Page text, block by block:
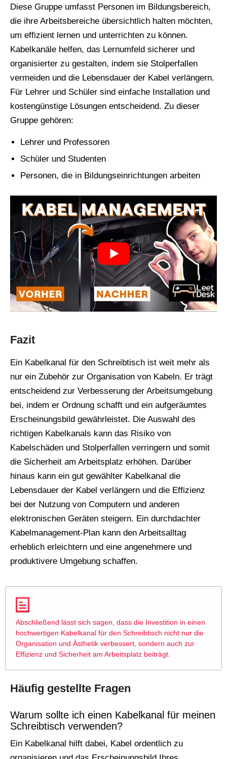
Diese Gruppe umfasst Personen im Bildungsbereich,
die ihre Arbeitsbereiche übersichtlich halten möchten,
um effizient lernen und unterrichten zu können.
Kabelkanäle helfen, das Lernumfeld sicherer und
organisierter zu gestalten, indem sie Stolperfallen
vermeiden und die Lebensdauer der Kabel verlängern.
Für Lehrer und Schüler sind einfache Installation und
kostengünstige Lösungen entscheidend. Zu dieser
Gruppe gehören:
Lehrer und Professoren
Schüler und Studenten
Personen, die in Bildungseinrichtungen arbeiten
Fazit
Ein Kabelkanal für den Schreibtisch ist weit mehr als
nur ein Zubehör zur Organisation von Kabeln. Er trägt
entscheidend zur Verbesserung der Arbeitsumgebung
bei, indem er Ordnung schafft und ein aufgeräumtes
Erscheinungsbild gewährleistet. Die Auswahl des
richtigen Kabelkanals kann das Risiko von
Kabelschäden und Stolperfallen verringern und somit
die Sicherheit am Arbeitsplatz erhöhen. Darüber
hinaus kann ein gut gewählter Kabelkanal die
Lebensdauer der Kabel verlängern und die Effizienz
bei der Nutzung von Computern und anderen
elektronischen Geräten steigern. Ein durchdachter
Kabelmanagement-Plan kann den Arbeitsalltag
erheblich erleichtern und eine angenehmere und
produktivere Umgebung schaffen.
Abschließend lässt sich sagen, dass die Investition in einen
hochwertigen Kabelkanal für den Schreibtisch nicht nur die
Organisation und Ästhetik verbessert, sondern auch zur
Effizienz und Sicherheit am Arbeitsplatz beiträgt.
Häufig gestellte Fragen
Warum sollte ich einen Kabelkanal für meinen
Schreibtisch verwenden?
Ein Kabelkanal hilft dabei, Kabel ordentlich zu